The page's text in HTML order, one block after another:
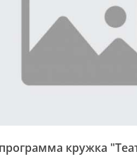
кружка